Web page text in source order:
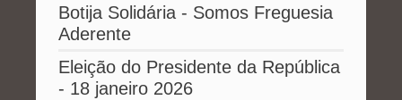
Botija Solidária - Somos Freguesia
Aderente
Eleição do Presidente da República
- 18 janeiro 2026